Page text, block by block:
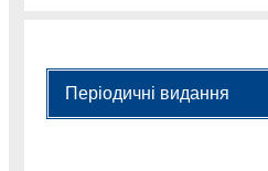
Періодичні видання